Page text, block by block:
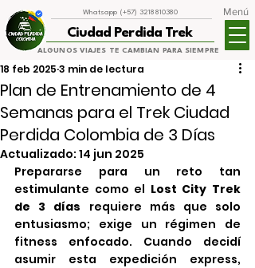
ALGUNOS VIAJES TE CAMBIAN PARA SIEMPRE
Whatsapp (+57) 3218810380
Ciudad Perdida Trek
Menú
Plan de Entrenamiento de 4
Semanas para el Trek Ciudad
Perdida Colombia de 3 Días
18 feb 2025 3 min de lectura
Actualizado: 14 jun 2025
Prepararse para un reto tan
estimulante como el Lost City Trek
de 3 días requiere más que solo
entusiasmo; exige un régimen de
fitness enfocado. Cuando decidí
asumir esta expedición express,